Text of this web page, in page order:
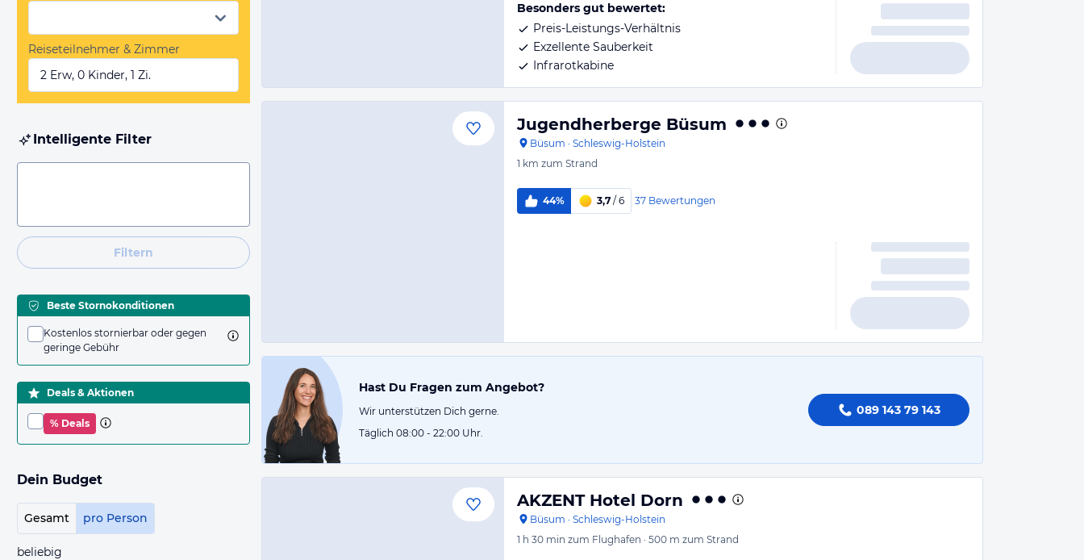
Reiseteilnehmer & Zimmer
2 Erw, 0 Kinder, 1 Zi.
Intelligente Filter
Filtern
Beste Stornokonditionen
Kostenlos stornierbar oder gegen
geringe Gebühr
Deals & Aktionen
% Deals
Dein Budget
Gesamt pro Person
beliebig
Besonders gut bewertet:
Preis-Leistungs-Verhältnis
Exzellente Sauberkeit
Infrarotkabine
Jugendherberge Büsum
Büsum · Schleswig-Holstein
1 km zum Strand
44% 3,7 / 6 37 Bewertungen
Hast Du Fragen zum Angebot?
Wir unterstützen Dich gerne.
Täglich 08:00 - 22:00 Uhr.
089 143 79 143
AKZENT Hotel Dorn
Büsum · Schleswig-Holstein
1 h 30 min zum Flughafen · 500 m zum Strand